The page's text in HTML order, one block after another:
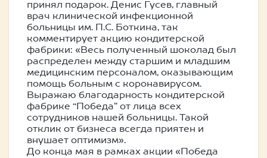
принял подарок. Денис Гусев, главный
врач клинической инфекционной
больницы им. П.С. Боткина, так
комментирует акцию кондитерской
фабрики: «Весь полученный шоколад был
распределен между старшим и младшим
медицинским персоналом, оказывающим
помощь больным с коронавирусом.
Выражаю благодарность кондитерской
фабрике “Победа” от лица всех
сотрудников нашей больницы. Такой
отклик от бизнеса всегда приятен и
внушает оптимизм».
До конца мая в рамках акции «Победа